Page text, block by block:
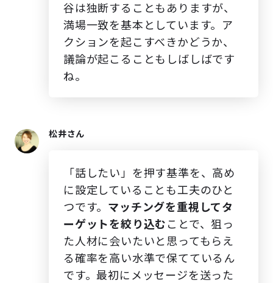
谷は独断することもありますが、
満場一致を基本としています。ア
クションを起こすべきかどうか、
議論が起こることもしばしばです
ね。
松井さん
「話したい」を押す基準を、高め
に設定していることも工夫のひと
つです。 マッチングを重視してタ
ーゲットを絞り込む ことで、狙っ
た人材に会いたいと思ってもらえ
る確率を高い水準で保てているん
です。最初にメッセージを送った